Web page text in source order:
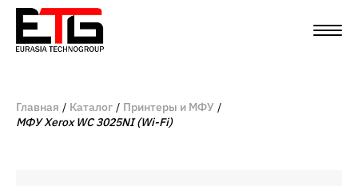
Главная Каталог
Принтеры и МФУ
МФУ Xerox WC 3025NI (Wi-Fi)